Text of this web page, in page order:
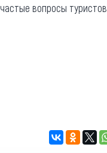
вопросы туристов